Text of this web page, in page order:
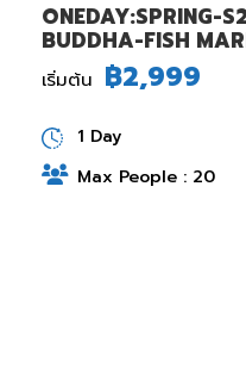
ONEDAY:SPRING-
BUDDHA-FISH
เริ่มต้น ฿2,999
1 Day
Max People : 20